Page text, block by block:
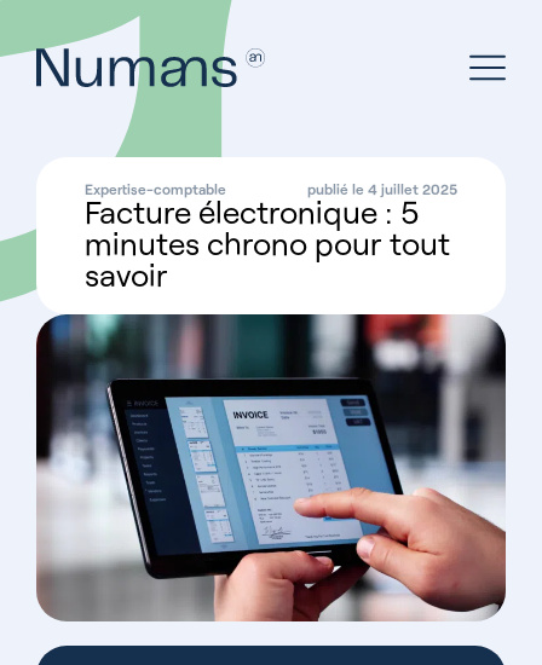
Expertise-comptable publié le 4 juillet 2025
Facture électronique : 5
minutes chrono pour tout
savoir